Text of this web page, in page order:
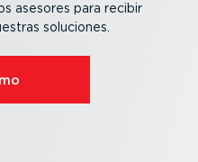
asesores para recibir
soluciones.